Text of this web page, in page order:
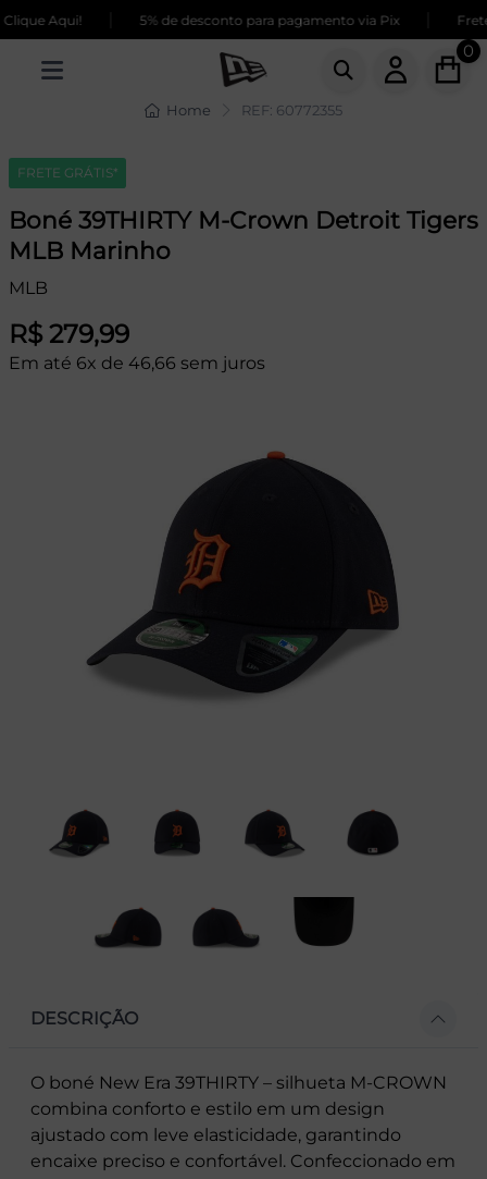
Aqui! 5% de desconto para pagamento via Pix
0
Home REF: 60772355
FRETE GRÁTIS*
Boné 39THIRTY M-Crown Detroit Tigers
MLB Marinho
MLB
R$ 279,99
Em até 6x de 46,66 sem juros
DESCRIÇÃO
O boné New Era 39THIRTY – silhueta M-CROWN
combina conforto e estilo em um design
ajustado com leve elasticidade, garantindo
encaixe preciso e confortável. Confeccionado em